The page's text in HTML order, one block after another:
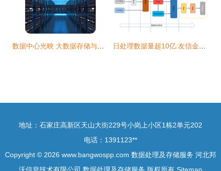
数据中心光映 大数据存储与云服务的技术内核 日处理数据量超10亿:友信金服基于Flink构建实时用户画像系统的实践
地址：石家庄高新区天山大街229号小岗上小区1栋2单元202
电话：1391123**
Copyright © 2026 www.bangwospp.com 数据处理及存储服务 河北邦